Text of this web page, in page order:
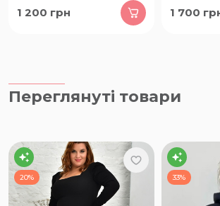
1 200 грн 1 700
Переглянуті товари
20% 33%